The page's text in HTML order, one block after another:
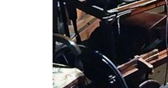
vous invitons de ne pas
efficacement.